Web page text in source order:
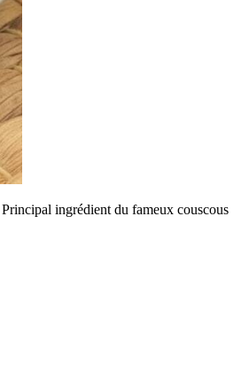
ingrédient du fameux couscous